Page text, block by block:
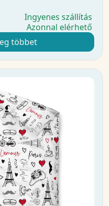
Ingyenes szállítás
Azonnal elérhető
többet